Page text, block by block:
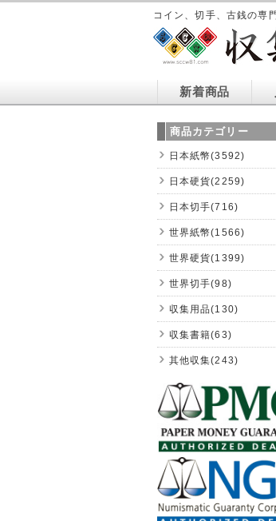
コイン、切手、古銭の専
新着商品
商品カテゴリー
日本紙幣(3592)
日本硬貨(2259)
日本切手(716)
世界紙幣(1566)
世界硬貨(1399)
世界切手(98)
収集用品(130)
収集書籍(63)
其他収集(243)